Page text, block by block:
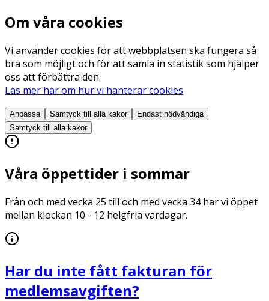
Om våra cookies
Vi använder cookies för att webbplatsen ska fungera så
bra som möjligt och för att samla in statistik som hjälper
oss att förbättra den.
Läs mer här om hur vi hanterar cookies
Anpassa Samtyck till alla kakor
Endast nödvändiga
Samtyck till alla kakor
Våra öppettider i sommar
Från och med vecka 25 till och med vecka 34 har vi öppet
mellan klockan 10 - 12 helgfria vardagar.
Har du inte fått fakturan för
medlemsavgiften?